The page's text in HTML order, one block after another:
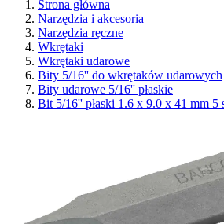
Strona główna
Narzędzia i akcesoria
Narzędzia ręczne
Wkrętaki
Wkrętaki udarowe
Bity 5/16'' do wkrętaków udarowych
Bity udarowe 5/16'' płaskie
Bit 5/16'' płaski 1.6 x 9.0 x 41 mm 5